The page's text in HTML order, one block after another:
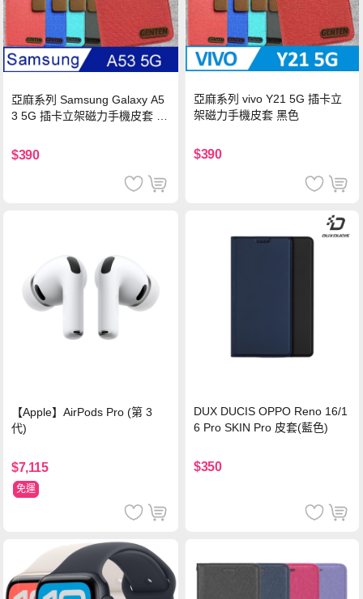
亞麻系列 Samsung Galaxy A5
3 5G 插卡立架磁力手機皮套 藍
$390
亞麻系列 vivo Y21 5G 插卡立
架磁力手機皮套 黑色
$390
【Apple】AirPods Pro (第 3
代)
$7,115
免運
DUX DUCIS OPPO Reno 16/1
6 Pro SKIN Pro 皮套(藍色)
$350